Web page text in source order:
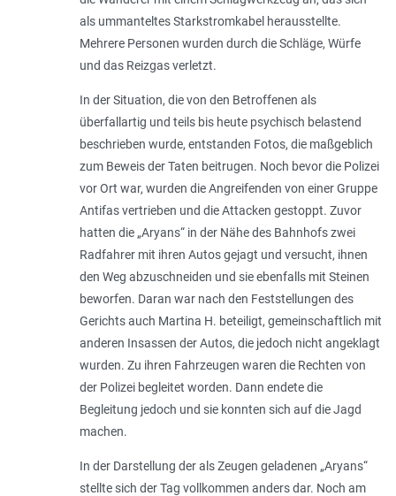
als ummanteltes Starkstromkabel herausstellte.
Mehrere Personen wurden durch die Schläge, Würfe
und das Reizgas verletzt.
In der Situation, die von den Betroffenen als
überfallartig und teils bis heute psychisch belastend
beschrieben wurde, entstanden Fotos, die maßgeblich
zum Beweis der Taten beitrugen. Noch bevor die Polizei
vor Ort war, wurden die Angreifenden von einer Gruppe
Antifas vertrieben und die Attacken gestoppt. Zuvor
hatten die „Aryans“ in der Nähe des Bahnhofs zwei
Radfahrer mit ihren Autos gejagt und versucht, ihnen
den Weg abzuschneiden und sie ebenfalls mit Steinen
beworfen. Daran war nach den Feststellungen des
Gerichts auch Martina H. beteiligt, gemeinschaftlich mit
anderen Insassen der Autos, die jedoch nicht angeklagt
wurden. Zu ihren Fahrzeugen waren die Rechten von
der Polizei begleitet worden. Dann endete die
Begleitung jedoch und sie konnten sich auf die Jagd
machen.
In der Darstellung der als Zeugen geladenen „Aryans“
stellte sich der Tag vollkommen anders dar. Noch am